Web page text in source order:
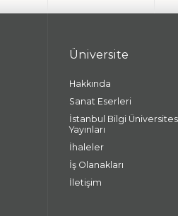
Üniversite
Hakkında
Sanat Eserleri
İstanbul Bilgi
Yayınları
İhaleler
İş Olanakları
İletişim